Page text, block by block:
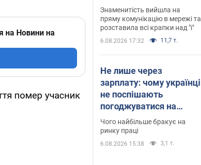
на Новини на
помер учасник
захейтили
Знаменитість вийшла на
пряму комунікацію в мережі та
розставила всі крапки над "і"
6.08.2026 17:32 11,7 т.
Не лише через
зарплату: чому українці
не поспішають
погоджуватися на
вакансії
Чого найбільше бракує на
ринку праці
6.08.2026 15:38 3,1 т.